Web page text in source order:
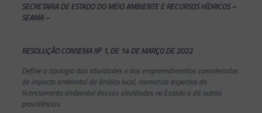
SECRETARIA DE ESTADO DO MEIO AMBIENTE E RECURSOS HÍDRICOS –
SEAMA –
RESOLUÇÃO CONSEMA No1, DE 14 DE MARÇO DE 2022
Define a tipologia das atividades e dos empreendimentos considerados
de impacto ambiental de âmbito local, normatiza aspectos do
licenciamento ambiental dessas atividades no Estado e dá outras
providências.